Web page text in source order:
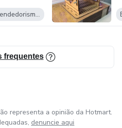
Empreendedorismo Digital
frequentes
representa a opinião da Hotmart.
denuncie aqui